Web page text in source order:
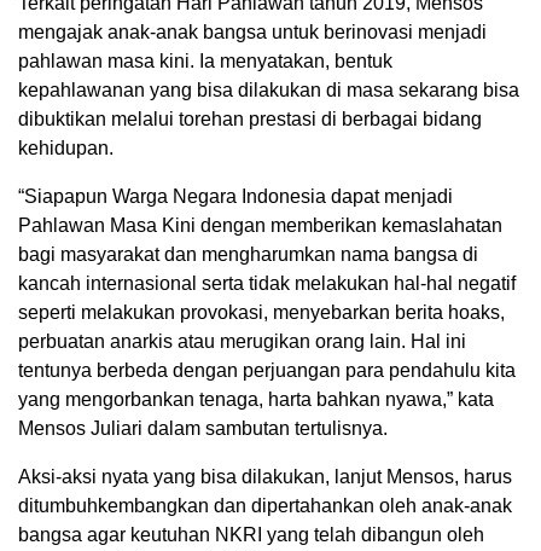
mengajak anak-anak bangsa untuk berinovasi menjadi
pahlawan masa kini. Ia menyatakan, bentuk
kepahlawanan yang bisa dilakukan di masa sekarang bisa
dibuktikan melalui torehan prestasi di berbagai bidang
kehidupan.
“Siapapun Warga Negara Indonesia dapat menjadi
Pahlawan Masa Kini dengan memberikan kemaslahatan
bagi masyarakat dan mengharumkan nama bangsa di
kancah internasional serta tidak melakukan hal-hal negatif
seperti melakukan provokasi, menyebarkan berita hoaks,
perbuatan anarkis atau merugikan orang lain. Hal ini
tentunya berbeda dengan perjuangan para pendahulu kita
yang mengorbankan tenaga, harta bahkan nyawa,” kata
Mensos Juliari dalam sambutan tertulisnya.
Aksi-aksi nyata yang bisa dilakukan, lanjut Mensos, harus
ditumbuhkembangkan dan dipertahankan oleh anak-anak
bangsa agar keutuhan NKRI yang telah dibangun oleh